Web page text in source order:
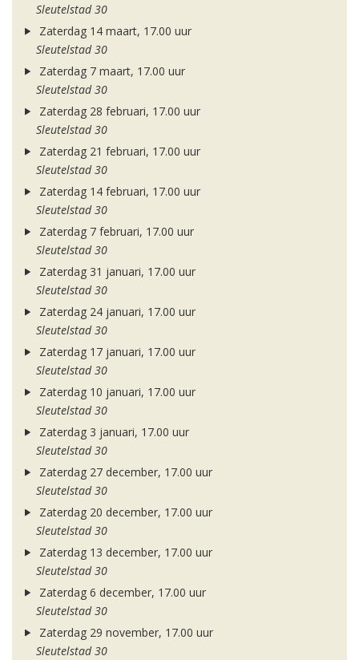
Sleutelstad 30
Zaterdag 14 maart, 17.00 uur
Sleutelstad 30
Zaterdag 7 maart, 17.00 uur
Sleutelstad 30
Zaterdag 28 februari, 17.00 uur
Sleutelstad 30
Zaterdag 21 februari, 17.00 uur
Sleutelstad 30
Zaterdag 14 februari, 17.00 uur
Sleutelstad 30
Zaterdag 7 februari, 17.00 uur
Sleutelstad 30
Zaterdag 31 januari, 17.00 uur
Sleutelstad 30
Zaterdag 24 januari, 17.00 uur
Sleutelstad 30
Zaterdag 17 januari, 17.00 uur
Sleutelstad 30
Zaterdag 10 januari, 17.00 uur
Sleutelstad 30
Zaterdag 3 januari, 17.00 uur
Sleutelstad 30
Zaterdag 27 december, 17.00 uur
Sleutelstad 30
Zaterdag 20 december, 17.00 uur
Sleutelstad 30
Zaterdag 13 december, 17.00 uur
Sleutelstad 30
Zaterdag 6 december, 17.00 uur
Sleutelstad 30
Zaterdag 29 november, 17.00 uur
Sleutelstad 30